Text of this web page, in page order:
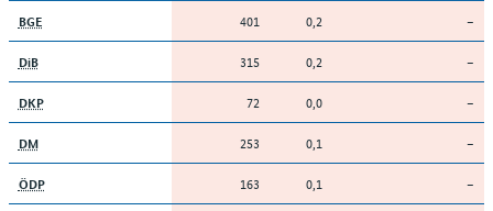
BGE 401 0,2 –
DiB 315 0,2 –
DKP 72 0,0 –
DM 253 0,1 –
ÖDP 163 0,1 –